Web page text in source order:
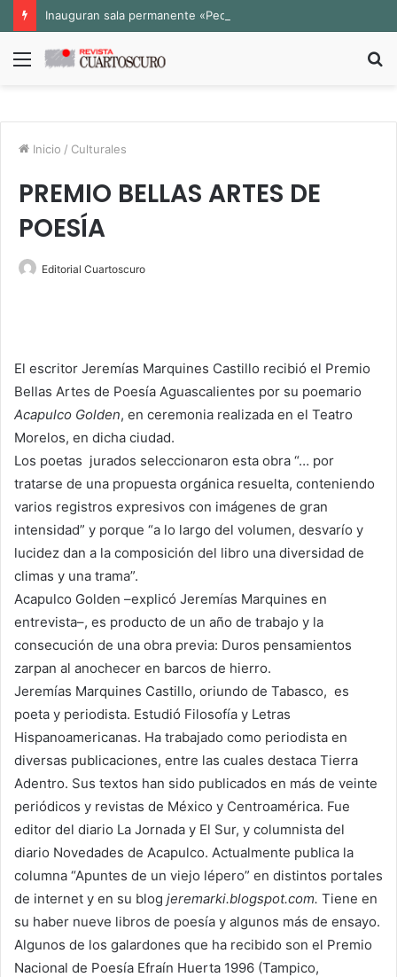
Menú
Inicio / Culturales
PREMIO BELLAS ARTES DE
POESÍA
Editorial Cuartoscuro
El escritor Jeremías Marquines Castillo recibió el Premio
Bellas Artes de Poesía Aguascalientes por su poemario
Acapulco Golden, en ceremonia realizada en el Teatro
Morelos, en dicha ciudad.
Los poetas jurados seleccionaron esta obra “… por
tratarse de una propuesta orgánica resuelta, conteniendo
varios registros expresivos con imágenes de gran
intensidad” y porque “a lo largo del volumen, desvarío y
lucidez dan a la composición del libro una diversidad de
climas y una trama”.
Acapulco Golden –explicó Jeremías Marquines en
entrevista–, es producto de un año de trabajo y la
consecución de una obra previa: Duros pensamientos
zarpan al anochecer en barcos de hierro.
Jeremías Marquines Castillo, oriundo de Tabasco, es
poeta y periodista. Estudió Filosofía y Letras
Hispanoamericanas. Ha trabajado como periodista en
diversas publicaciones, entre las cuales destaca Tierra
Adentro. Sus textos han sido publicados en más de veinte
periódicos y revistas de México y Centroamérica. Fue
editor del diario La Jornada y El Sur, y columnista del
diario Novedades de Acapulco. Actualmente publica la
columna “Apuntes de un viejo lépero” en distintos portales
de internet y en su blog jeremarki.blogspot.com. Tiene en
su haber nueve libros de poesía y algunos más de ensayo.
Algunos de los galardones que ha recibido son el Premio
Nacional de Poesía Efraín Huerta 1996 (Tampico,